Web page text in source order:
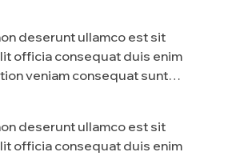
deserunt ullamco est sit
officia consequat duis enim
veniam consequat sunt
deserunt ullamco est sit
officia consequat duis enim